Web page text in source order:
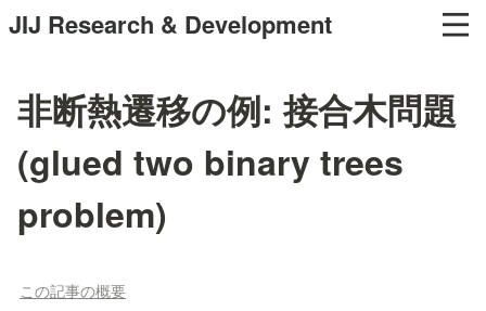
JIJ Research & Development
非断熱遷移の例: 接合木問題
(glued two binary trees
problem)
この記事の概要